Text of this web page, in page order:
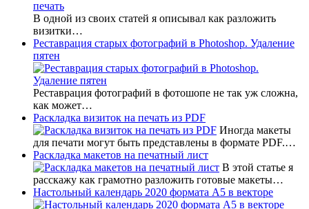
В одной из своих статей я описывал как разложить
визитки…
Реставрация старых фотографий в Photoshop. Удаление
пятен
Реставрация фотографий в фотошопе не так уж сложна,
как может…
Раскладка визиток на печать из PDF
Иногда макеты
для печати могут быть представлены в формате PDF.…
Раскладка макетов на печатный лист
В этой статье я
расскажу как грамотно разложить готовые макеты…
Настольный календарь 2020 формата А5 в векторе